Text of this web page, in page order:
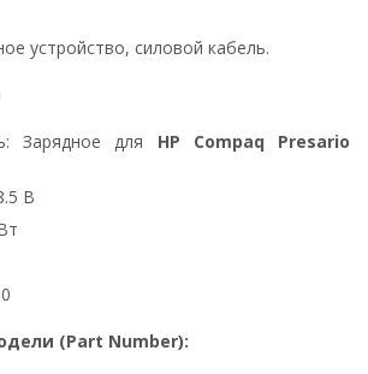
устройство, силовой кабель.
Зарядное для HP Compaq Presario
В
(Part Number):